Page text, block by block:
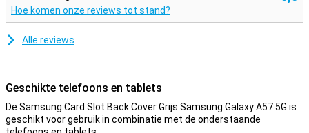
Hoe komen onze reviews tot stand?
Alle reviews
Geschikte telefoons en tablets
De Samsung Card Slot Back Cover Grijs Samsung Galaxy A57 5G is
geschikt voor gebruik in combinatie met de onderstaande